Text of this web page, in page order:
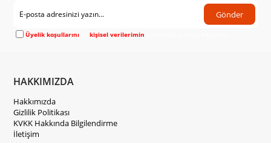
Gönder
Üyelik koşullarını vekişisel verilerimin
HAKKIMIZDA
Hakkımızda
Gizlilik Politikası
KVKK Hakkında Bilgilendirme
İletişim